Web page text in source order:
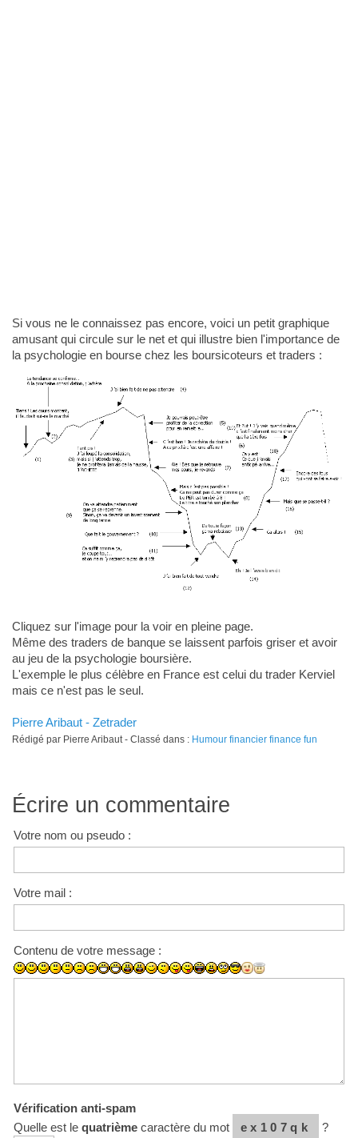
Si vous ne le connaissez pas encore, voici un petit graphique
amusant qui circule sur le net et qui illustre bien l'importance de
la psychologie en bourse chez les boursicoteurs et traders :
Cliquez sur l'image pour la voir en pleine page.
Même des traders de banque se laissent parfois griser et avoir
au jeu de la psychologie boursière.
L'exemple le plus célèbre en France est celui du trader Kerviel
mais ce n'est pas le seul.
Pierre Aribaut - Zetrader
Rédigé par Pierre Aribaut - Classé dans : Humour financier finance fun
Écrire un commentaire
Votre nom ou pseudo :
Votre mail :
Contenu de votre message :
Vérification anti-spam
Quelle est le quatrièmecaractère du mot ex107qk ?